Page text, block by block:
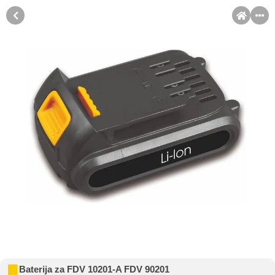
Baterija za FDV 10201-A FDV 90201
Račun
Pomoć pri kupovini
Kupovina na rate
Sve je lakše kad se podijeli!